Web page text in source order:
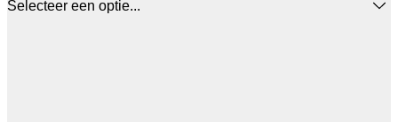
Selecteer een optie...